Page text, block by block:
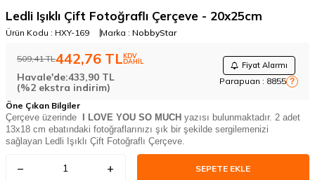
Ledli Işıklı Çift Fotoğraflı Çerçeve - 20x25cm
Ürün Kodu : HXY-169 Marka : NobbyStar
509,41TL442,76 TLKDV
DAHİL Fiyat Alarmı
Parapuan : 8855 ?
Havale'de:433,90 TL
(%2 ekstra indirim)
Öne Çıkan Bilgiler
Çerçeve üzerinde I LOVE YOU SO MUCH yazısı bulunmaktadır. 2 adet
13x18 cm ebatındaki fotoğraflarınızı şık bir şekilde sergilemenizi
sağlayan Ledli Işıklı Çift Fotoğraflı Çerçeve.
SEPETE EKLE